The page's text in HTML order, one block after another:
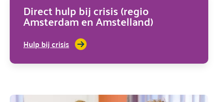
Direct hulp bij crisis (regio
Amsterdam en Amstelland)
Hulp bij crisis